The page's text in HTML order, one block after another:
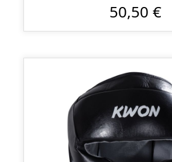
50,50 €